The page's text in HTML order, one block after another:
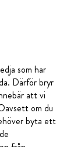
som har
Därför bryr
att vi
om du
byta ett